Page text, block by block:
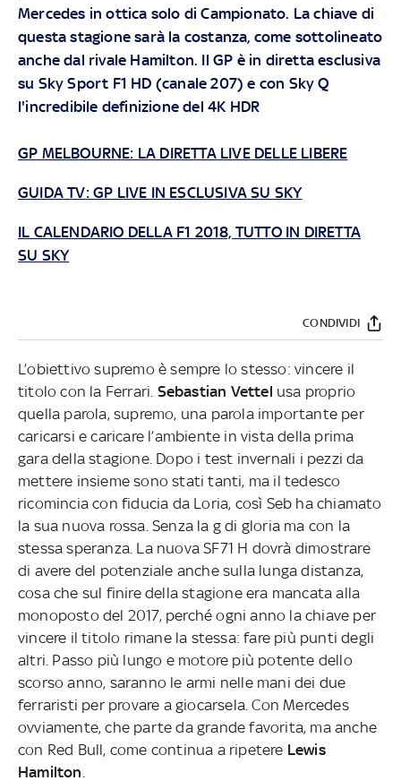
Mercedes in ottica solo di Campionato. La chiave di
questa stagione sarà la costanza, come sottolineato
anche dal rivale Hamilton. Il GP è in diretta esclusiva
su Sky Sport F1 HD (canale 207) e con Sky Q
l'incredibile definizione del 4K HDR
GP MELBOURNE: LA DIRETTA LIVE DELLE LIBERE
GUIDA TV: GP LIVE IN ESCLUSIVA SU SKY
IL CALENDARIO DELLA F1 2018, TUTTO IN DIRETTA
SU SKY
CONDIVIDI
L’obiettivo supremo è sempre lo stesso: vincere il
titolo con la Ferrari. Sebastian Vettel usa proprio
quella parola, supremo, una parola importante per
caricarsi e caricare l’ambiente in vista della prima
gara della stagione. Dopo i test invernali i pezzi da
mettere insieme sono stati tanti, ma il tedesco
ricomincia con fiducia da Loria, così Seb ha chiamato
la sua nuova rossa. Senza la g di gloria ma con la
stessa speranza. La nuova SF71 H dovrà dimostrare
di avere del potenziale anche sulla lunga distanza,
cosa che sul finire della stagione era mancata alla
monoposto del 2017, perché ogni anno la chiave per
vincere il titolo rimane la stessa: fare più punti degli
altri. Passo più lungo e motore più potente dello
scorso anno, saranno le armi nelle mani dei due
ferraristi per provare a giocarsela. Con Mercedes
ovviamente, che parte da grande favorita, ma anche
con Red Bull, come continua a ripetere Lewis
Hamilton